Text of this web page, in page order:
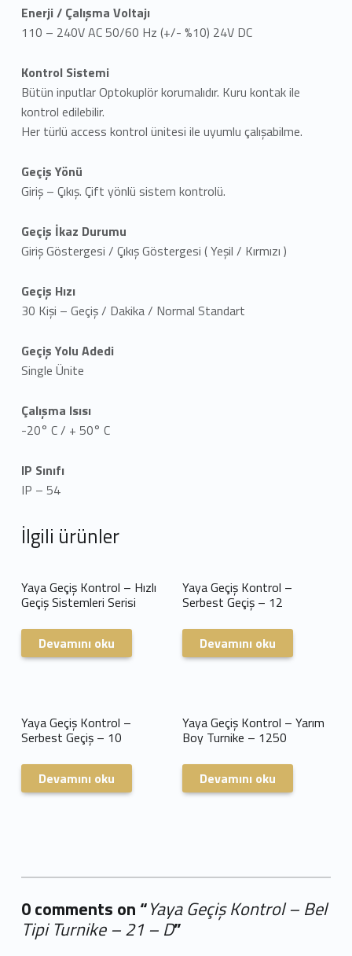
Enerji / Çalışma Voltajı
110 – 240V AC 50/60 Hz (+/- %10) 24V DC
Kontrol Sistemi
Bütün inputlar Optokuplör korumalıdır. Kuru kontak ile
kontrol edilebilir.
Her türlü access kontrol ünitesi ile uyumlu çalışabilme.
Geçiş Yönü
Giriş – Çıkış. Çift yönlü sistem kontrolü.
Geçiş İkaz Durumu
Giriş Göstergesi / Çıkış Göstergesi ( Yeşil / Kırmızı )
Geçiş Hızı
30 Kişi – Geçiş / Dakika / Normal Standart
Geçiş Yolu Adedi
Single Ünite
Çalışma Isısı
-20° C / + 50° C
IP Sınıfı
IP – 54
İlgili ürünler
Yaya Geçiş Kontrol – Hızlı
Geçiş Sistemleri Serisi
Devamını oku
Yaya Geçiş Kontrol –
Serbest Geçiş – 12
Devamını oku
Yaya Geçiş Kontrol –
Serbest Geçiş – 10
Devamını oku
Yaya Geçiş Kontrol – Yarım
Boy Turnike – 1250
Devamını oku
0 comments on “Yaya Geçiş Kontrol – Bel
Tipi Turnike – 21 – D”